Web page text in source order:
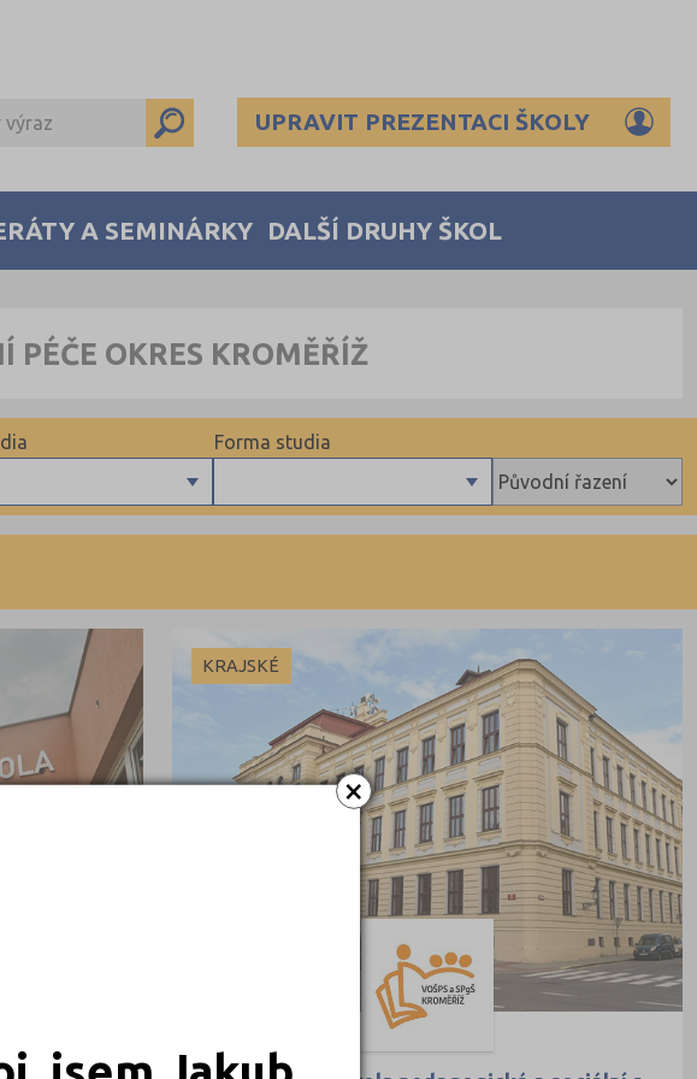
×
UPRAVIT PREZENTACI ŠKOLY
A SEMINÁRKY DALŠÍ DRUHY ŠKOL
PÉČE OKRES KROMĚŘÍŽ
Forma studia
KRAJSKÉ